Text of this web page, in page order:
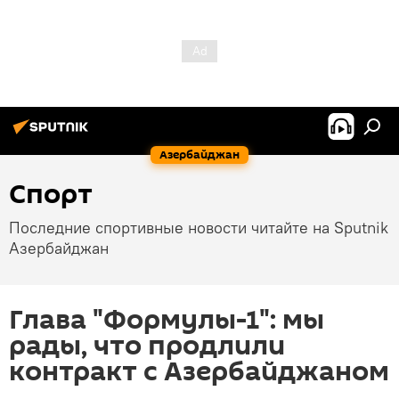
Азербайджан
Спорт
Последние спортивные новости читайте на Sputnik
Азербайджан
Глава "Формулы-1": мы
рады, что продлили
контракт с Азербайджаном